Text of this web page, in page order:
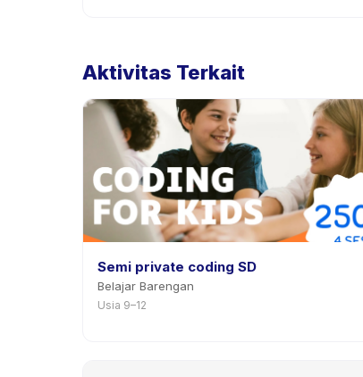
Aktivitas Terkait
Semi private coding SD
Belajar Barengan
Usia 9–12